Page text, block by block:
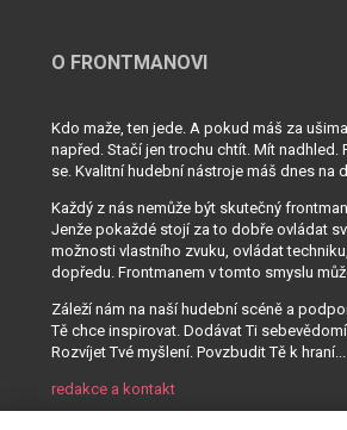
O FRONTMANOVI
Kdo maže, ten jede. A pokud máš za
napřed. Stačí jen trochu chtít. Mít nadhled.
se. Kvalitní hudební nástroje máš dnes na
Každý z nás nemůže být skutečný
Jenže pokaždé stojí za to dobře ovládat
možnosti vlastního zvuku, ovládat
dopředu. Frontmanem v tomto smyslu
Záleží nám na naší hudební scéně a
Tě chce inspirovat. Dodávat Ti
Rozvíjet Tvé myšlení. Povzbudit Tě k hraní...
redakce a kontakt